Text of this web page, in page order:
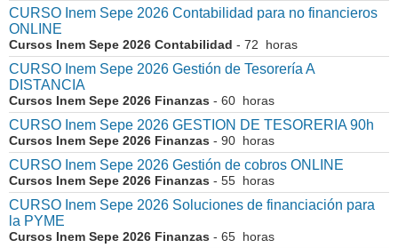
CURSO Inem Sepe 2026 Contabilidad para no financieros
ONLINE
Cursos Inem Sepe 2026 Contabilidad - 72 horas
CURSO Inem Sepe 2026 Gestión de Tesorería A
DISTANCIA
Cursos Inem Sepe 2026 Finanzas - 60 horas
CURSO Inem Sepe 2026 GESTION DE TESORERIA 90h
Cursos Inem Sepe 2026 Finanzas - 90 horas
CURSO Inem Sepe 2026 Gestión de cobros ONLINE
Cursos Inem Sepe 2026 Finanzas - 55 horas
CURSO Inem Sepe 2026 Soluciones de financiación para
la PYME
Cursos Inem Sepe 2026 Finanzas - 65 horas